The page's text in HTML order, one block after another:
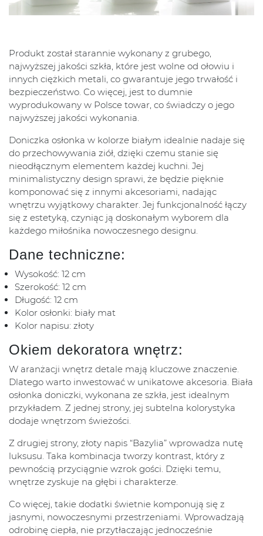
Produkt został starannie wykonany z grubego,
najwyższej jakości szkła, które jest wolne od ołowiu i
innych ciężkich metali, co gwarantuje jego trwałość i
bezpieczeństwo. Co więcej, jest to dumnie
wyprodukowany w Polsce towar, co świadczy o jego
najwyższej jakości wykonania.
Doniczka osłonka w kolorze białym idealnie nadaje się
do przechowywania ziół, dzięki czemu stanie się
nieodłącznym elementem każdej kuchni. Jej
minimalistyczny design sprawi, że będzie pięknie
komponować się z innymi akcesoriami, nadając
wnętrzu wyjątkowy charakter. Jej funkcjonalność łączy
się z estetyką, czyniąc ją doskonałym wyborem dla
każdego miłośnika nowoczesnego designu.
Dane techniczne:
Wysokość: 12 cm
Szerokość: 12 cm
Długość: 12 cm
Kolor osłonki: biały mat
Kolor napisu: złoty
Okiem dekoratora wnętrz:
W aranżacji wnętrz detale mają kluczowe znaczenie.
Dlatego warto inwestować w unikatowe akcesoria. Biała
osłonka doniczki, wykonana ze szkła, jest idealnym
przykładem. Z jednej strony, jej subtelna kolorystyka
dodaje wnętrzom świeżości.
Z drugiej strony, złoty napis “Bazylia” wprowadza nutę
luksusu. Taka kombinacja tworzy kontrast, który z
pewnością przyciągnie wzrok gości. Dzięki temu,
wnętrze zyskuje na głębi i charakterze.
Co więcej, takie dodatki świetnie komponują się z
jasnymi, nowoczesnymi przestrzeniami. Wprowadzają
odrobinę ciepła, nie przytłaczając jednocześnie